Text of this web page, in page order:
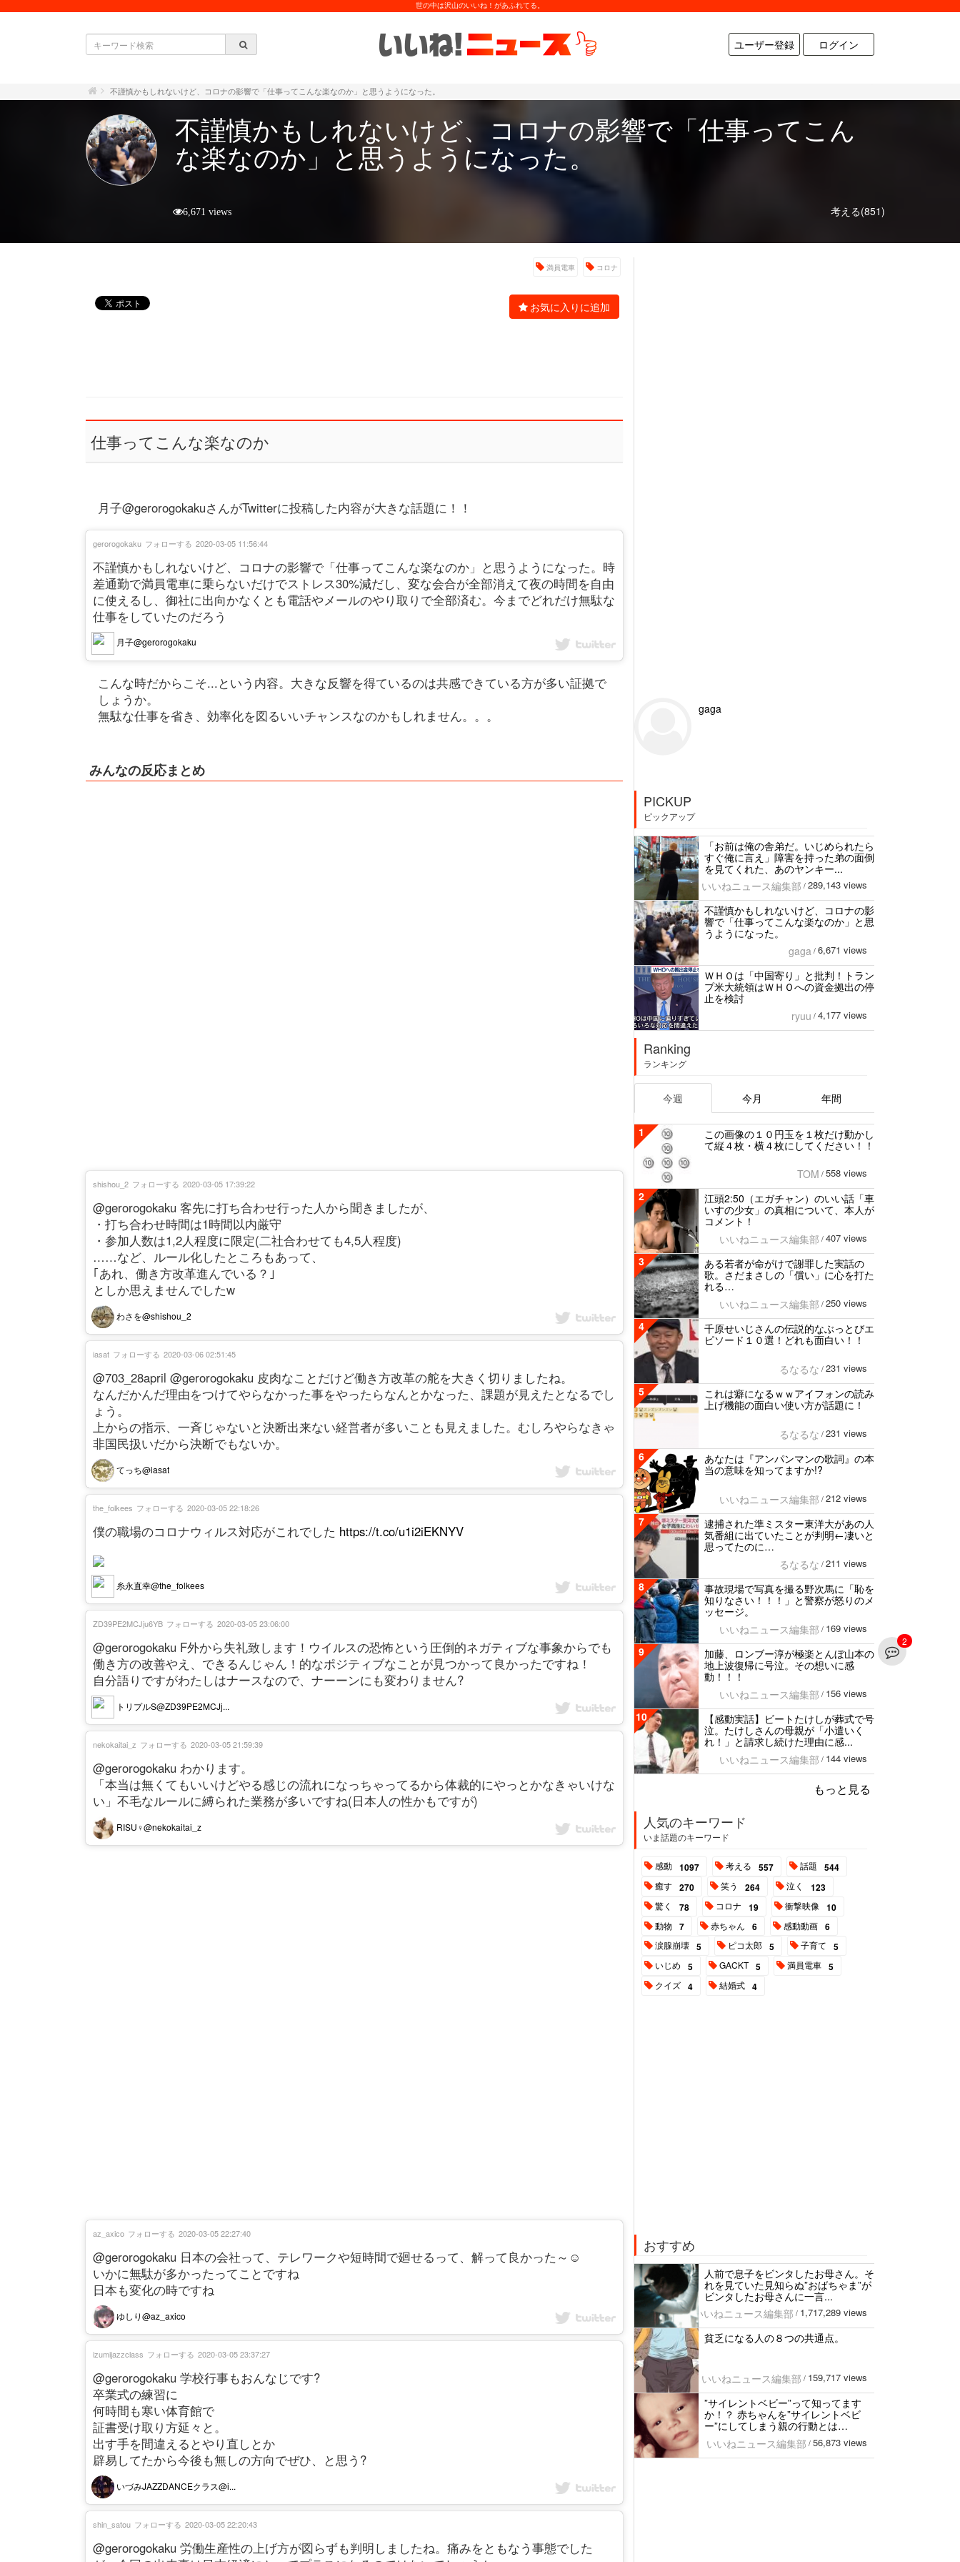
世の中は沢山のいいね！があふれてる。
ユーザー登録 ログイン
不謹慎かもしれないけど、コロナの影響で「仕事ってこんな楽なのか」と思うようになった。
不謹慎かもしれないけど、コロナの影響で「仕事ってこん
な楽なのか」と思うようになった。
考える(851)
6,671 views
満員電車 コロナ
お気に入りに追加
仕事ってこんな楽なのか
月子@gerorogokakuさんがTwitterに投稿した内容が大きな話題に！！
不謹慎かもしれないけど、コロナの影響で「仕事ってこんな楽なのか」と思うようになった。時
差通勤で満員電車に乗らないだけでストレス30%減だし、変な会合が全部消えて夜の時間を自由
に使えるし、御社に出向かなくとも電話やメールのやり取りで全部済む。今までどれだけ無駄な
仕事をしていたのだろう
月子@gerorogokaku
gerorogokaku フォローする 2020-03-05 11:56:44
こんな時だからこそ...という内容。大きな反響を得ているのは共感できている方が多い証拠で
しょうか。
無駄な仕事を省き、効率化を図るいいチャンスなのかもしれません。。。
みんなの反応まとめ
@gerorogokaku 客先に打ち合わせ行った人から聞きましたが、
・打ち合わせ時間は1時間以内厳守
・参加人数は1,2人程度に限定(二社合わせても4,5人程度)
……など、ルール化したところもあって、
｢あれ、働き方改革進んでいる？｣
としか思えませんでしたw
わさを@shishou_2
shishou_2 フォローする 2020-03-05 17:39:22
@703_28april @gerorogokaku 皮肉なことだけど働き方改革の舵を大きく切りましたね。
なんだかんだ理由をつけてやらなかった事をやったらなんとかなった、課題が見えたとなるでし
ょう。
上からの指示、一斉じゃないと決断出来ない経営者が多いことも見えました。むしろやらなきゃ
非国民扱いだから決断でもないか。
てっち@iasat
iasat フォローする 2020-03-06 02:51:45
僕の職場のコロナウィルス対応がこれでした https://t.co/u1i2iEKNYV
糸永直幸@the_folkees
the_folkees フォローする 2020-03-05 22:18:26
@gerorogokaku F外から失礼致します！ウイルスの恐怖という圧倒的ネガティブな事象からでも
働き方の改善やえ、できるんじゃん！的なポジティブなことが見つかって良かったですね！
自分語りですがわたしはナースなので、ナーーンにも変わりません?
トリプルS@ZD39PE2MCJj...
ZD39PE2MCJju6YB フォローする 2020-03-05 23:06:00
@gerorogokaku わかります。
「本当は無くてもいいけどやる感じの流れになっちゃってるから体裁的にやっとかなきゃいけな
い」不毛なルールに縛られた業務が多いですね(日本人の性かもですが)
RISU♀@nekokaitai_z
nekokaitai_z フォローする 2020-03-05 21:59:39
@gerorogokaku 日本の会社って、テレワークや短時間で廻せるって、解って良かった～☺️
いかに無駄が多かったってことですね
日本も変化の時ですね
ゆしり@az_axico
az_axico フォローする 2020-03-05 22:27:40
@gerorogokaku 学校行事もおんなじです?
卒業式の練習に
何時間も寒い体育館で
証書受け取り方延々と。
出す手を間違えるとやり直しとか
辟易してたから今後も無しの方向でぜひ、と思う?
いづみJAZZDANCEクラス@i...
izumijazzclass フォローする 2020-03-05 23:37:27
@gerorogokaku 労働生産性の上げ方が図らずも判明しましたね。痛みをともなう事態でした
shin_satou フォローする 2020-03-05 22:20:43
2
gaga
PICKUP
ピックアップ
「お前は俺の舎弟だ。いじめられたら
すぐ俺に言え」障害を持った弟の面倒
を見てくれた、あのヤンキー...
いいねニュース編集部 / 289,143 views
不謹慎かもしれないけど、コロナの影
響で「仕事ってこんな楽なのか」と思
うようになった。
gaga / 6,671 views
ＷＨＯは「中国寄り」と批判！トラン
プ米大統領はＷＨＯへの資金拠出の停
止を検討
ryuu / 4,177 views
Ranking
ランキング
今週 今月 年間
1
この画像の１０円玉を１枚だけ動かし
て縦４枚・横４枚にしてください！！
TOM / 558 views
2
江頭2:50（エガチャン）のいい話「車
いすの少女」の真相について、本人が
コメント！
いいねニュース編集部 / 407 views
3
ある若者が命がけで謝罪した実話の
歌。さだまさしの「償い」に心を打た
れる…
いいねニュース編集部 / 250 views
4
千原せいじさんの伝説的なぶっとびエ
ピソード１０選！どれも面白い！！
るなるな / 231 views
5
これは癖になるｗｗアイフォンの読み
上げ機能の面白い使い方が話題に！
るなるな / 231 views
6
あなたは『アンパンマンの歌詞』の本
当の意味を知ってますか!?
いいねニュース編集部 / 212 views
7
逮捕された準ミスター東洋大があの人
気番組に出ていたことが判明←凄いと
思ってたのに…
るなるな / 211 views
8
事故現場で写真を撮る野次馬に「恥を
知りなさい！！！」と警察が怒りのメ
ッセージ。
いいねニュース編集部 / 169 views
9
加藤、ロンブー淳が極楽とんぼ山本の
地上波復帰に号泣。その想いに感
動！！！
いいねニュース編集部 / 156 views
10
【感動実話】ビートたけしが葬式で号
泣。たけしさんの母親が「小遣いく
れ！」と請求し続けた理由に感...
いいねニュース編集部 / 144 views
もっと見る
人気のキーワード
いま話題のキーワード
感動 1097 考える 557 話題 544
癒す 270 笑う 264 泣く 123
驚く 78 コロナ 19 衝撃映像 10
動物 7 赤ちゃん 6 感動動画 6
涙腺崩壊 5 ピコ太郎 5 子育て 5
いじめ 5 GACKT 5 満員電車 5
クイズ 4 結婚式 4
おすすめ
人前で息子をビンタしたお母さん。そ
れを見ていた見知らぬ”おばちゃま”が
ビンタしたお母さんに一言...
いいねニュース編集部 / 1,717,289 views
貧乏になる人の８つの共通点。
いいねニュース編集部 / 159,717 views
”サイレントベビー”って知ってます
か！？ 赤ちゃんを”サイレントベビ
ー”にしてしまう親の行動とは…
いいねニュース編集部 / 56,873 views